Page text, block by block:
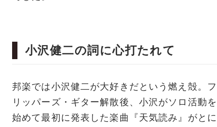
小沢健二の詞に心打たれて
邦楽では小沢健二が大好きだという燃え殻。フ
リッパーズ・ギター解散後、小沢がソロ活動を
始めて最初に発表した楽曲『天気読み』がとに